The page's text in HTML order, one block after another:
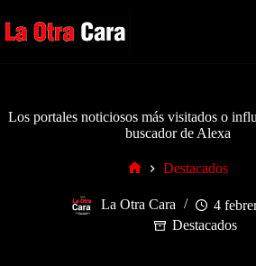
al
contenido
Los portales noticiosos más visitados o
buscador de Alexa
Destacados
La Otra Cara
4
Destacados